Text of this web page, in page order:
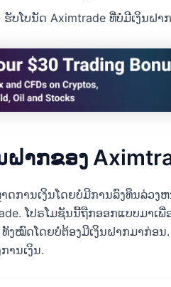
ຮັບໂບນັດ Aximtrade ທີ່ບໍ່ມີເງິນຝາ
ຝາກຂອງ
ດການເງິນໂດຍບໍ່ມີການລົງທຶນລ່ວ
ໂປຣໂມຊັນນີ້ຖືກອອກແບບມາເ
ງໝົດໂດຍບໍ່ຕ້ອງມີເງິນຝາກມາກ່ອນ
ານເງິນ.